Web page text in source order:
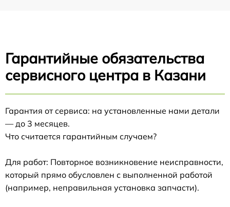
Гарантийные обязательства
сервисного центра в Казани
Гарантия от сервиса: на установленные нами детали
— до 3 месяцев.
Что считается гарантийным случаем?
Для работ: Повторное возникновение неисправности,
который прямо обусловлен с выполненной работой
(например, неправильная установка запчасти).